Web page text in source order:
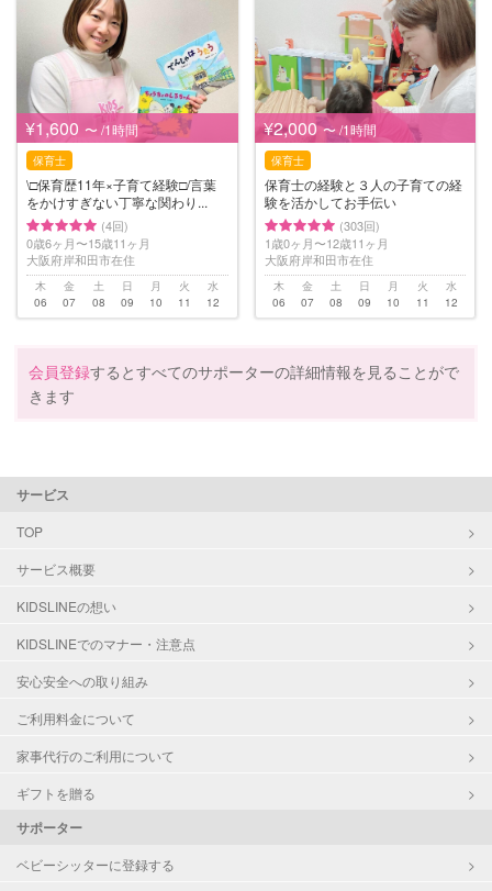
¥1,600 〜 /1時間
保育士
\□︎保育歴11年×子育て経験□︎/言葉
をかけすぎない丁寧な関わり...
(4回)
0歳6ヶ月〜15歳11ヶ月
大阪府岸和田市在住
木
06
金
07
土
08
日
09
月
10
火
11
水
12
¥2,000 〜 /1時間
保育士
保育士の経験と３人の子育ての経
験を活かしてお手伝い
(303回)
1歳0ヶ月〜12歳11ヶ月
大阪府岸和田市在住
木
06
金
07
土
08
日
09
月
10
火
11
水
12
会員登録するとすべてのサポーターの詳細情報を見ることがで
きます
サービス
TOP
サービス概要
KIDSLINEの想い
KIDSLINEでのマナー・注意点
安心安全への取り組み
ご利用料金について
家事代行のご利用について
ギフトを贈る
サポーター
ベビーシッターに登録する